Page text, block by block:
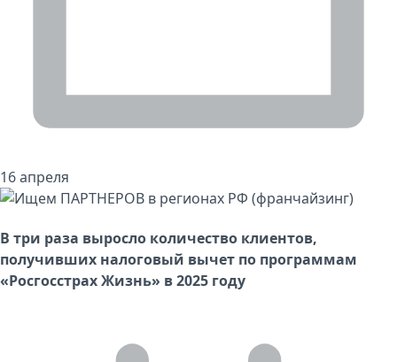
16 апреля
В три раза выросло количество клиентов,
получивших налоговый вычет по программам
«Росгосстрах Жизнь» в 2025 году